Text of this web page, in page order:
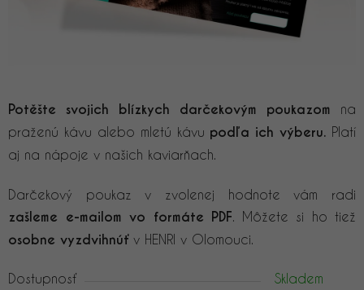
Potěšte svojich blízkych darčekovým poukazom na
praženú kávu alebo mletú kávu podľa ich výberu. Platí
aj na nápoje v našich kaviarňach.
Darčekový poukaz v zvolenej hodnote vám radi
zašleme e-mailom vo formáte PDF. Môžete si ho tiež
osobne vyzdvihnúťv HENRI v Olomouci.
Dostupnosť
Skladem